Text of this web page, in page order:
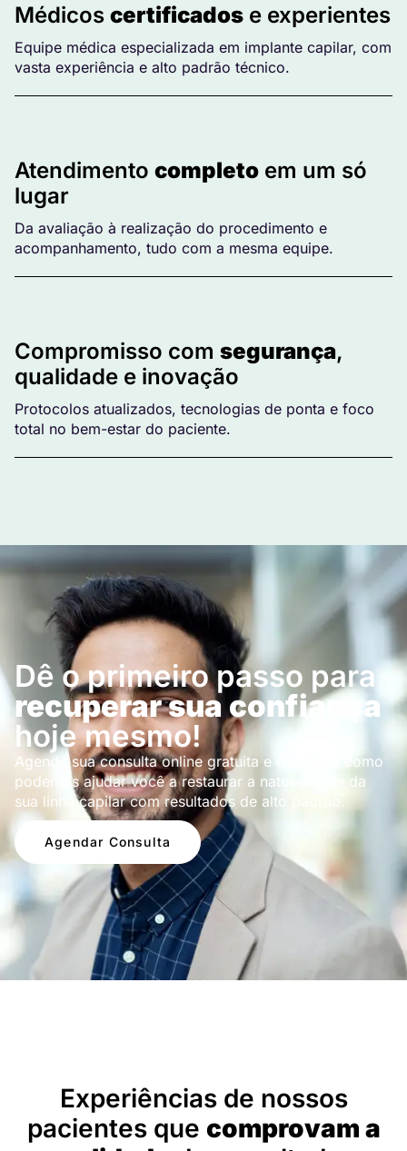
Médicos certificados e experientes
Equipe médica especializada em implante capilar, com
vasta experiência e alto padrão técnico.
Atendimento completo em um só
lugar
Da avaliação à realização do procedimento e
acompanhamento, tudo com a mesma equipe.
Compromisso com segurança,
qualidade e inovação
Protocolos atualizados, tecnologias de ponta e foco
total no bem-estar do paciente.
Dê o primeiro passo para
recuperar sua confiança
hoje mesmo!
Agende sua consulta online gratuita e descubra como
podemos ajudar você a restaurar a naturalidade da
sua linha capilar com resultados de alto padrão.
Agendar Consulta
Experiências de nossos
pacientes que comprovam a